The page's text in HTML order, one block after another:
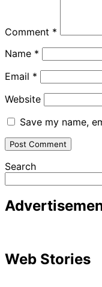
Comment *
Name *
Email *
Website
Save my name,
Search
Web Stories